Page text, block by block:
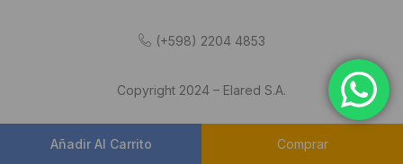
Añadir Al Carrito Comprar
(+598) 2204 4853
Copyright 2024 – Elared S.A.